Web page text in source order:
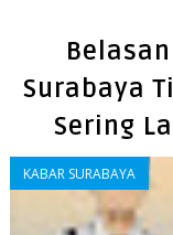
Surabaya
Sering
KABAR SURABAYA